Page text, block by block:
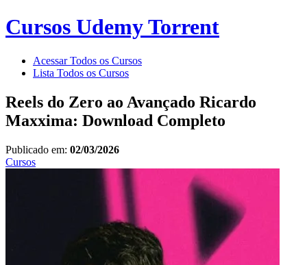
Cursos Udemy Torrent
Acessar Todos os Cursos
Lista Todos os Cursos
Reels do Zero ao Avançado Ricardo
Maxxima: Download Completo
Publicado em: 02/03/2026
Cursos